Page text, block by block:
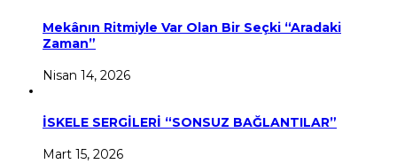
Mekânın Ritmiyle Var Olan Bir Seçki “Aradaki
Zaman”
Nisan 14, 2026
İSKELE SERGİLERİ “SONSUZ BAĞLANTILAR”
Mart 15, 2026